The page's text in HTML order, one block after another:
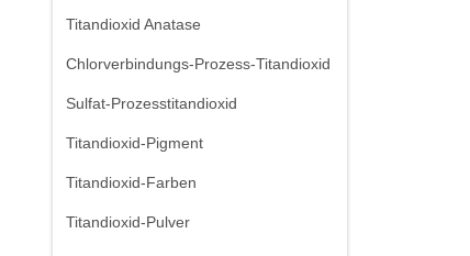
Titandioxid Anatase
Chlorverbindungs-Prozess-Titandioxid
Sulfat-Prozesstitandioxid
Titandioxid-Pigment
Titandioxid-Farben
Titandioxid-Pulver